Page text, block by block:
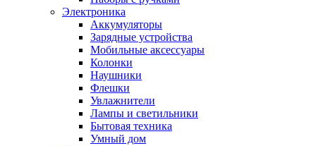
Электроника
Аккумуляторы
Зарядные устройства
Мобильные аксессуары
Колонки
Наушники
Флешки
Увлажнители
Лампы и светильники
Бытовая техника
Умный дом